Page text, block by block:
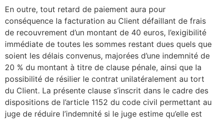
En outre, tout retard de paiement aura pour
conséquence la facturation au Client défaillant de frais
de recouvrement d’un montant de 40 euros, l’exigibilité
immédiate de toutes les sommes restant dues quels que
soient les délais convenus, majorées d’une indemnité de
20 % du montant à titre de clause pénale, ainsi que la
possibilité de résilier le contrat unilatéralement au tort
du Client. La présente clause s’inscrit dans le cadre des
dispositions de l’article 1152 du code civil permettant au
juge de réduire l’indemnité si le juge estime qu’elle est